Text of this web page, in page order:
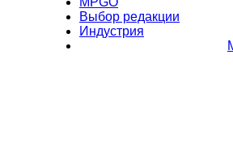
Выбор редакции
Индустрия